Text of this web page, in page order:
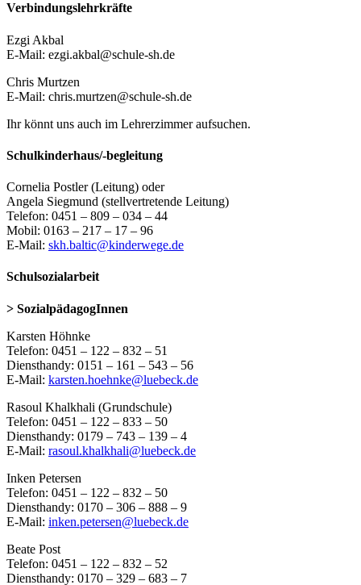
Verbindungslehrkräfte
Ezgi Akbal
E-Mail: ezgi.akbal@schule-sh.de
Chris Murtzen
E-Mail: chris.murtzen@schule-sh.de
Ihr könnt uns auch im Lehrerzimmer aufsuchen.
Schulkinderhaus/-begleitung
Cornelia Postler (Leitung) oder
Angela Siegmund (stellvertretende Leitung)
Telefon: 0451 – 809 – 034 – 44
Mobil: 0163 – 217 – 17 – 96
E-Mail: skh.baltic@kinderwege.de
Schulsozialarbeit
> SozialpädagogInnen
Karsten Höhnke
Telefon: 0451 – 122 – 832 – 51
Diensthandy: 0151 – 161 – 543 – 56
E-Mail: karsten.hoehnke@luebeck.de
Rasoul Khalkhali (Grundschule)
Telefon: 0451 – 122 – 833 – 50
Diensthandy: 0179 – 743 – 139 – 4
E-Mail: rasoul.khalkhali@luebeck.de
Inken Petersen
Telefon: 0451 – 122 – 832 – 50
Diensthandy: 0170 – 306 – 888 – 9
E-Mail: inken.petersen@luebeck.de
Beate Post
Telefon: 0451 – 122 – 832 – 52
Diensthandy: 0170 – 329 – 683 – 7